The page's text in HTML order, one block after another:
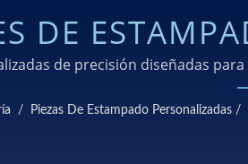
DE
MARINOS
de precisión diseñadas
/ Piezas De Estampado Personalizadas /